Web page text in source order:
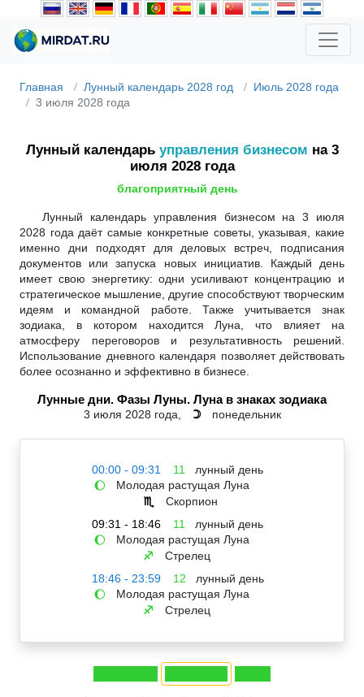
Главная Лунный календарь 2028 год
Июль 2028 года
3 июля 2028 года
Лунный календарь управления бизнесом на 3
июля 2028 года
благоприятный день
Лунный календарь управления бизнесом на 3 июля
2028 года даёт самые конкретные советы, указывая, какие
именно дни подходят для деловых встреч, подписания
документов или запуска новых инициатив. Каждый день
имеет свою энергетику: одни усиливают концентрацию и
стратегическое мышление, другие способствуют творческим
идеям и командной работе. Также учитывается знак
зодиака, в котором находится Луна, что влияет на
атмосферу переговоров и результативность решений.
Использование дневного календаря позволяет действовать
более осознанно и эффективно в бизнесе.
Лунные дни. Фазы Луны. Луна в знаках зодиака
3 июля 2028 года, ☽ понедельник
00:00 - 09:31 11 лунный день
🌔 Молодая растущая Луна
♏
Скорпион
09:31 - 18:46
11 лунный день
🌔 Молодая растущая Луна
♐
Стрелец
18:46 - 23:59
12 лунный день
🌔 Молодая растущая Луна
♐ Стрелец